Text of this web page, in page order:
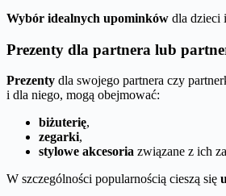
Wybór idealnych upominków dla dzieci
Prezenty dla partnera lub
Prezenty dla swojego partnera czy
i dla niego, mogą obejmować:
biżuterię,
zegarki,
stylowe akcesoria związane z ich
W szczególności popularnością cieszą się